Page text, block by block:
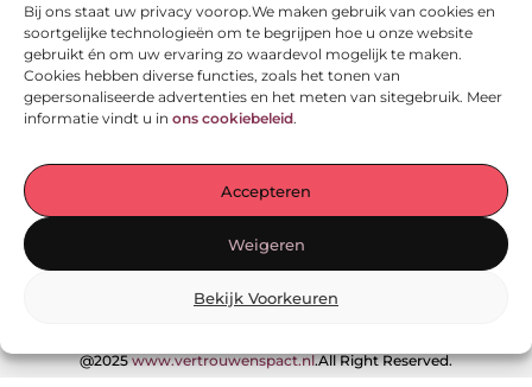
Bij ons staat uw privacy voorop.We maken gebruik van cookies en
soortgelijke technologieën om te begrijpen hoe u onze website
gebruikt én om uw ervaring zo waardevol mogelijk te maken.
Cookies hebben diverse functies, zoals het tonen van
gepersonaliseerde advertenties en het meten van sitegebruik. Meer
informatie vindt u in ons cookiebeleid.
Accepteren
Weigeren
Bekijk Voorkeuren
— Laat je meenemen door inspirerende ervaringen,
praktische adviezen en waardevolle kennis. Alles
overzichtelijk gebundeld op één plek. Begin vandaag nog
@2025www.vertrouwenspact.nl.All Right Reserved.
Onze informatie